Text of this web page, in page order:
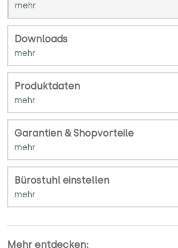
Downloads
Produktdaten
Garantien & Shopvorteile
Bürostuhl einstellen
Mehr entdecken: